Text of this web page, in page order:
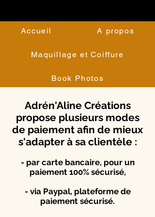
Accueil A propos
Maquillage et Coiffure
Book Photos
Adrén'Aline Créations
propose plusieurs modes
de paiement afin de mieux
s'adapter à sa clientèle :
- par carte bancaire, pour un
paiement 100% sécurisé,
- via Paypal, plateforme de
paiement sécurisé.